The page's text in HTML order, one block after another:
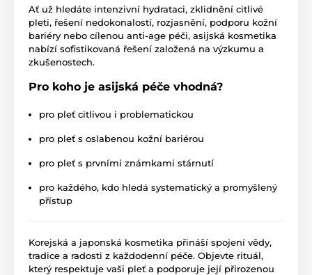
Ať už hledáte intenzivní hydrataci, zklidnění citlivé
pleti, řešení nedokonalostí, rozjasnění, podporu kožní
bariéry nebo cílenou anti-age péči, asijská kosmetika
nabízí sofistikovaná řešení založená na výzkumu a
zkušenostech.
Pro koho je asijská péče vhodná?
pro pleť citlivou i problematickou
pro pleť s oslabenou kožní bariérou
pro pleť s prvními známkami stárnutí
pro každého, kdo hledá systematický a promyšlený
přístup
Korejská a japonská kosmetika přináší spojení vědy,
tradice a radosti z každodenní péče. Objevte rituál,
který respektuje vaši pleť a podporuje její přirozenou